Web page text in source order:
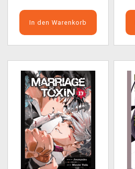
In den Warenkorb